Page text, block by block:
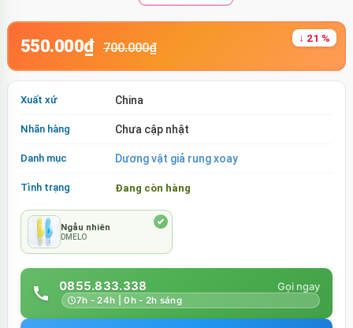
550.000₫ 700.000₫
↓ 21 %
Xuất xứ China
Nhãn hàng Chưa cập nhật
Danh mục Dương vật giả rung xoay
Tình trạng Đang còn hàng
Ngẫu nhiên
DMELO
0855.833.338
7h - 24h | 0h - 2h sáng